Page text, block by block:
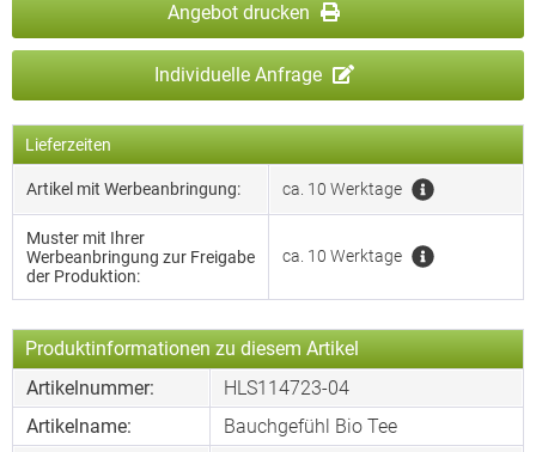
Angebot drucken
Individuelle Anfrage
Lieferzeiten
Artikel mit Werbeanbringung: ca. 10 Werktage
Muster mit Ihrer
Werbeanbringung zur Freigabe
der Produktion:
ca. 10 Werktage
Produktinformationen zu diesem Artikel
Artikelnummer:
HLS114723-04
Artikelname:
Bauchgefühl Bio Tee